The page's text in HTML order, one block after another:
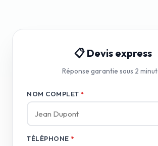
📋 Devis express
Réponse garantie sous 2
NOM COMPLET *
TÉLÉPHONE *